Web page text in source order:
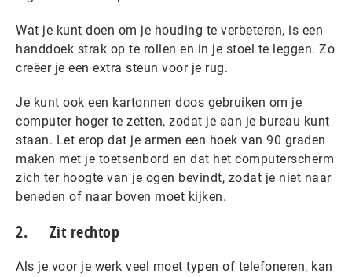
Wat je kunt doen om je houding te verbeteren, is een
handdoek strak op te rollen en in je stoel te leggen. Zo
creëer je een extra steun voor je rug.
Je kunt ook een kartonnen doos gebruiken om je
computer hoger te zetten, zodat je aan je bureau kunt
staan. Let erop dat je armen een hoek van 90 graden
maken met je toetsenbord en dat het computerscherm
zich ter hoogte van je ogen bevindt, zodat je niet naar
beneden of naar boven moet kijken.
2. Zit rechtop
Als je voor je werk veel moet typen of telefoneren, kan